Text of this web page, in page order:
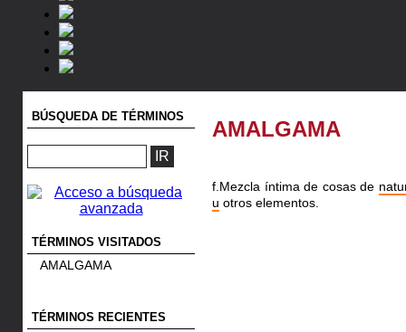
BÚSQUEDA DE TÉRMINOS
TÉRMINOS VISITADOS
AMALGAMA
TÉRMINOS RECIENTES
AMALGAMA
f.Mezcla íntima de cosas de
u otros elementos.